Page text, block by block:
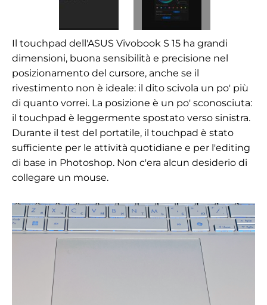
Il touchpad dell'ASUS Vivobook S 15 ha grandi
dimensioni, buona sensibilità e precisione nel
posizionamento del cursore, anche se il
rivestimento non è ideale: il dito scivola un po' più
di quanto vorrei. La posizione è un po' sconosciuta:
il touchpad è leggermente spostato verso sinistra.
Durante il test del portatile, il touchpad è stato
sufficiente per le attività quotidiane e per l'editing
di base in Photoshop. Non c'era alcun desiderio di
collegare un mouse.